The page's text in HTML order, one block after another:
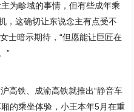
为畛域的事情，但有些成年乘
，这确切让东说念主有点受不
士暗示期待，“但愿能让巨匠在
”
铁、成渝高铁就推出“静音车
的乘坐体验，小王本年5月在重